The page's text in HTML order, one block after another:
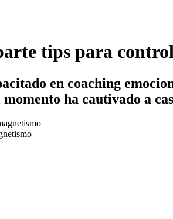
tips para
en coaching
ha cautivado a